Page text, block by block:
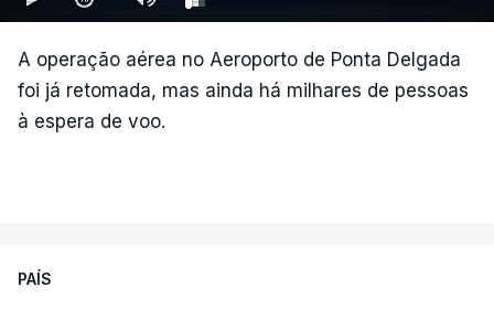
A operação aérea no Aeroporto de Ponta Delgada
foi já retomada, mas ainda há milhares de pessoas
à espera de voo.
PAÍS